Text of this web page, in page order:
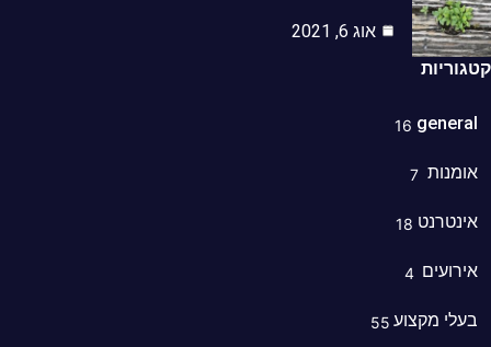
אוג 6, 2021
16
7
18
4
מקצוע55